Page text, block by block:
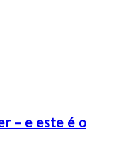
– e este é o